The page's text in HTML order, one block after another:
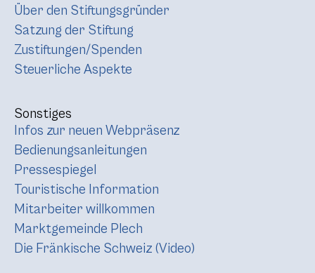
Über den Stiftungsgründer
Satzung der Stiftung
Zustiftungen/Spenden
Steuerliche Aspekte
Sonstiges
Infos zur neuen Webpräsenz
Bedienungsanleitungen
Pressespiegel
Touristische Information
Mitarbeiter willkommen
Marktgemeinde Plech
Die Fränkische Schweiz (Video)